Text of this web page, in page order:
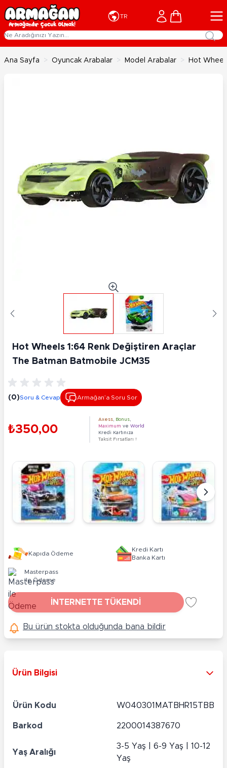
İçeriğe geç
TR Cart
Ana Sayfa > Oyuncak Arabalar > Model Arabalar > Hot
Hot Wheels 1:64 Renk Değiştiren Araçlar
The Batman Batmobile JCM35
(0)Soru & Cevap Armağan’a Soru Sor
₺350,00
Axess Bonus
Maximum ve World
Kredi Kartınıza
Taksit Fırsatları !
Kapıda Ödeme
Kredi Kartı
Banka Kartı
Masterpass
ile Ödeme
İNTERNETTE TÜKENDİ
Bu ürün stokta olduğunda bana bildir
Ürün Bilgisi
Ürün Kodu W040301MATBHR15TBB
Barkod 2200014387670
Yaş Aralığı
3-5 Yaş | 6-9 Yaş | 10-12
Yaş